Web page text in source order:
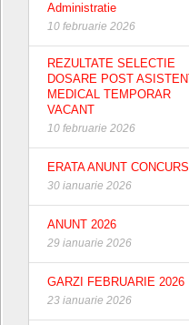
Administratie
10 februarie 2026
REZULTATE SELECTIE
DOSARE POST
MEDICAL TEMPORAR
VACANT
10 februarie 2026
ERATA ANUNT CONCURS
30 ianuarie 2026
ANUNT 2026
29 ianuarie 2026
GARZI FEBRUARIE 2026
23 ianuarie 2026